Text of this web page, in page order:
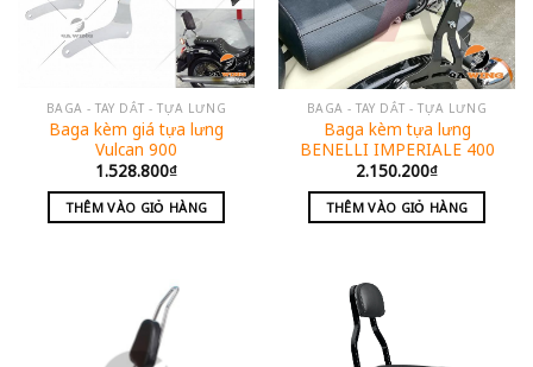
BAGA - TAY DẮT - TỰA LƯNG
Baga kèm giá tựa lưng
Vulcan 900
1.528.800₫
THÊM VÀO GIỎ HÀNG
BAGA - TAY DẮT - TỰA LƯNG
Baga kèm tựa lưng
BENELLI IMPERIALE 400
2.150.200₫
THÊM VÀO GIỎ HÀNG